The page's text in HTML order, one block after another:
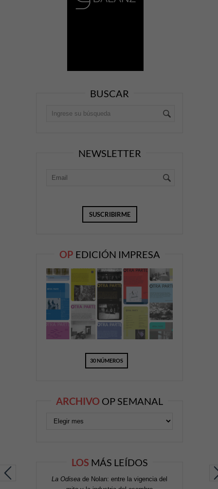
BUSCAR
NEWSLETTER
OP EDICIÓN IMPRESA
30 NÚMEROS
ARCHIVO OP SEMANAL
LOS MÁS LEÍDOS
La Odisea de Nolan: entre la vigencia del